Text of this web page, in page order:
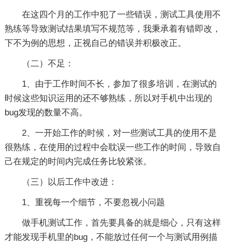
在这四个月的工作中犯了一些错误，测试工具使用不
熟练等导致测试结果填写不规范等，我秉承着有错即改，
下不为例的思想，正视自己的错误并积极改正。
（二）不足：
1、由于工作时间不长，参加了很多培训，在测试的
时候这些知识运用的还不够熟练，所以对手机中出现的
bug发现的数量不高。
2、一开始工作的时候，对一些测试工具的使用不是
很熟练，在使用的过程中会耽误一些工作的时间，导致自
己在规定的时间内完成任务比较紧张。
（三）以后工作中改进：
1、重视每一个细节，不要忽视小问题
做手机测试工作，首先要具备的就是细心，只有这样
才能发现手机里的bug，不能放过任何一个与测试用例描